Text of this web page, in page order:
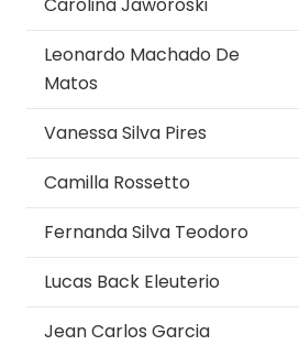
Leonardo Machado De
Matos
Vanessa Silva Pires
Camilla Rossetto
Fernanda Silva Teodoro
Lucas Back Eleuterio
Jean Carlos Garcia